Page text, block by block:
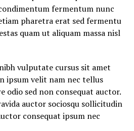
fermentum nunc
pharetra erat sed fermentu
quam ut aliquam massa nisl
vulputate cursus sit amet
ipsum velit nam nec tellus
sed non consequat auctor.
auctor sociosqu sollicitudin
consequat ipsum nec